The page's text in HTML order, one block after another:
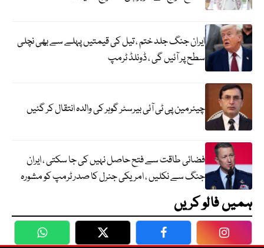
ایران جنگ جلد ختم ، تیل کی قیمتیں پہلے سے بھی نچلی
سطح پر آئیں گی ، ڈونلڈ ٹرمپ
چیئرمین پی ٹی آئی بیرسٹر گوہر کی والدہ انتقال کر گئیں
فضائی طاقت سے فتح حاصل نہیں کی جا سکتی ، ایران
جنگ سے نکلیں ، امریکی جنرل کا صدر ٹرمپ کو مشورہ
ہمیں فالو کریں
WhatsApp Twitter Facebook